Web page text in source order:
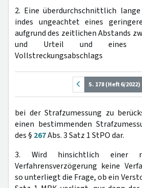
2. Eine überdurchschnittlich
indes ungeachtet eines
aufgrund des zeitlichen Abstands
und Urteil und eines
Vollstreckungsabschlags
S. 178 (Heft 6/2022)
bei der Strafzumessung zu
einen bestimmenden
des § 267Abs. 3 Satz 1 StPO dar.
3. Wird hinsichtlich einer
Verfahrensverzögerung keine
so unterliegt die Frage, ob ein